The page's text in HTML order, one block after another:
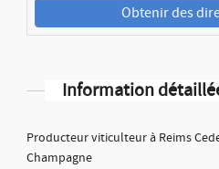
Obtenir des
Information
Producteur viticulteur à Reims
Champagne